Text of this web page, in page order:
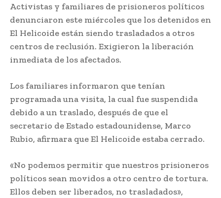
Activistas y familiares de prisioneros políticos
denunciaron este miércoles que los detenidos en
El Helicoide están siendo trasladados a otros
centros de reclusión. Exigieron la liberación
inmediata de los afectados.
Los familiares informaron que tenían
programada una visita, la cual fue suspendida
debido a un traslado, después de que el
secretario de Estado estadounidense, Marco
Rubio, afirmara que El Helicoide estaba cerrado.
«No podemos permitir que nuestros prisioneros
políticos sean movidos a otro centro de tortura.
Ellos deben ser liberados, no trasladados»,